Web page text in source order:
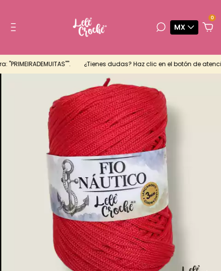
MX
0
¿Tienes dudas? Haz clic en el botón de